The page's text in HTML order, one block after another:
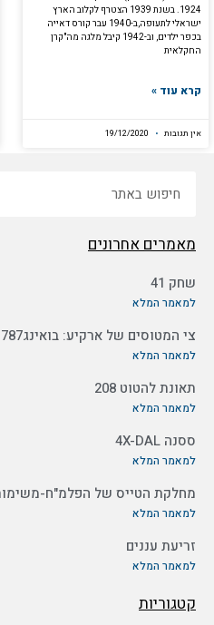
1924. בשנת 1939 הצטרף לקלוב הארץ
ישראלי לתעופה,ב-1940 עבר קורס דאייה
בכפר ילדים, וב-1942 קיבל מלגה מה"קרן
החקלאית
קרא עוד »
אין תגובות
מאמרים אחרונים
שחק 41
למאמר המלא
צי המטוסים של ארקיע: בואינג787 EI-NEW
למאמר המלא
תאונת להטוט 208
למאמר המלא
ססנה 4X-DAL
למאמר המלא
מחלקת הטייס של הפלמ"ח-
למאמר המלא
זריעת עננים
למאמר המלא
קטגוריות